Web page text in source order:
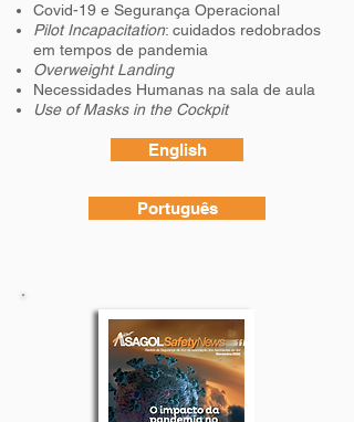
Covid-19 e Segurança Operacional
Pilot Incapacitation: cuidados redobrados
em tempos de pandemia
Overweight Landing
Necessidades Humanas na sala de aula
Use of Masks in the Cockpit
English
Português